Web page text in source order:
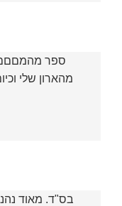
ספר
מהארון שלי
בס"ד. מאוד